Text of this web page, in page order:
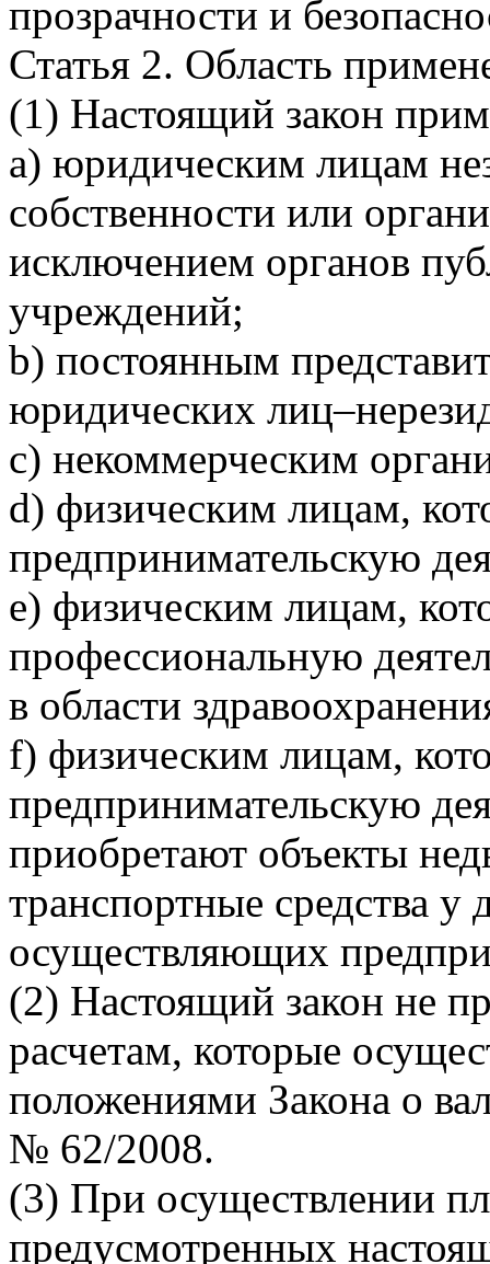
прозрачности и
Статья 2. Область
(1) Настоящий закон
а) юридическим лицам
собственности или
исключением органов
учреждений;
b) постоянным
юридических
c) некоммерческим
d) физическим лицам,
предпринимательскую
e) физическим лицам,
профессиональную
в области
f) физическим лицам,
предпринимательскую
приобретают объекты
транспортные средства
осуществляющих
(2) Настоящий закон не
расчетам, которые
положениями Закона о
№ 62/2008.
(3) При осуществлении
предусмотренных